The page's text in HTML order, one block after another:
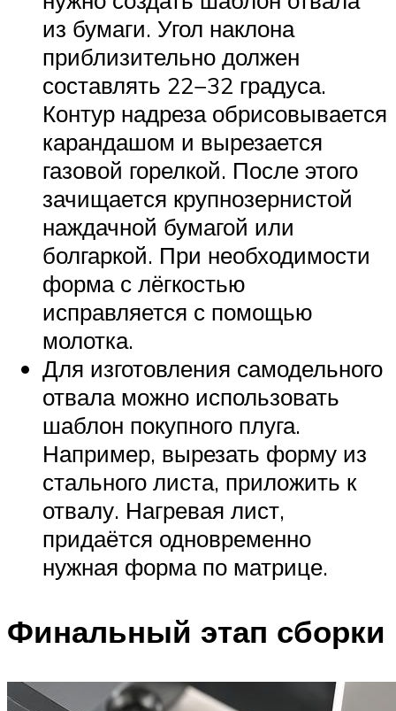
из бумаги. Угол наклона
приблизительно должен
составлять 22−32 градуса.
Контур надреза обрисовывается
карандашом и вырезается
газовой горелкой. После этого
зачищается крупнозернистой
наждачной бумагой или
болгаркой. При необходимости
форма с лёгкостью
исправляется с помощью
молотка.
Для изготовления самодельного
отвала можно использовать
шаблон покупного плуга.
Например, вырезать форму из
стального листа, приложить к
отвалу. Нагревая лист,
придаётся одновременно
нужная форма по матрице.
Финальный этап сборки